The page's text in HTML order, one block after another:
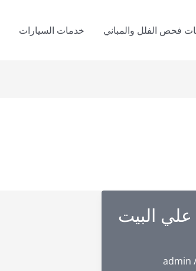
فحص الفلل والمباني خدمات السيارات
البيت
admin